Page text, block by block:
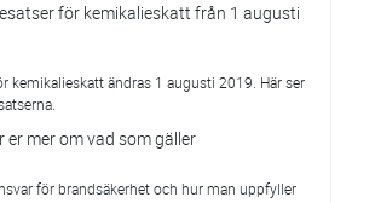
för kemikalieskatt från 1 augusti
kemikalieskatt ändras 1 augusti 2019. Här ser
er mer om vad som gäller
för brandsäkerhet och hur man uppfyller